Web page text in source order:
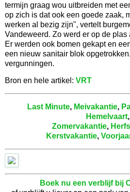
termijn graag wou uitbreiden met
op zich is dat ook een goede zaak,
werken al bezig zijn", vertelt
Vandeweerd. Zo werd er op de
Er werden ook bomen gekapt en
een nieuw sanitair blok
vergunningen.
Bron en hele artikel: VRT
Last Minute, Meivakantie,
Hemelvaart,
Zomervakantie,
Kerstvakantie,
Boek nu een verblijf bij